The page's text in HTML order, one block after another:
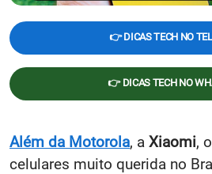
👉 DICAS TECH NO
👉 DICAS TECH NO
Além da Motorola, a Xiaomi,
celulares muito querida no